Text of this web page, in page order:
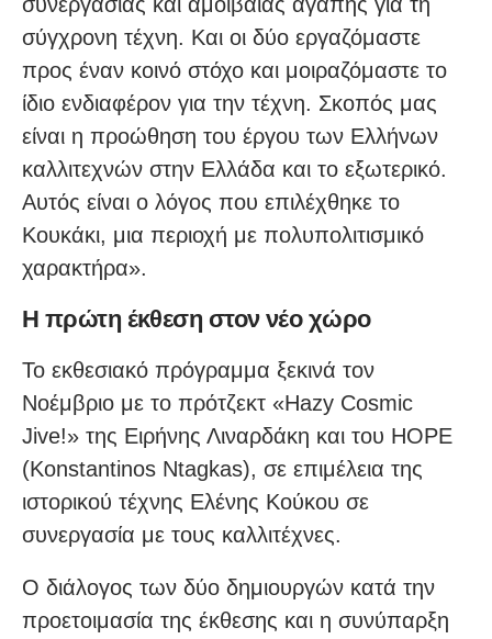
σύγχρονη τέχνη. Και οι δύο εργαζόμαστε
προς έναν κοινό στόχο και μοιραζόμαστε το
ίδιο ενδιαφέρον για την τέχνη. Σκοπός μας
είναι η προώθηση του έργου των Ελλήνων
καλλιτεχνών στην Ελλάδα και το εξωτερικό.
Αυτός είναι ο λόγος που επιλέχθηκε το
Κουκάκι, μια περιοχή με πολυπολιτισμικό
χαρακτήρα».
Η πρώτη έκθεση στον νέο χώρο
Το εκθεσιακό πρόγραμμα ξεκινά τον
Νοέμβριο με το πρότζεκτ «Hazy Cosmic
Jive!» της Ειρήνης Λιναρδάκη και του HOPE
(Konstantinos Ntagkas), σε επιμέλεια της
ιστορικού τέχνης Ελένης Κούκου σε
συνεργασία με τους καλλιτέχνες.
Ο διάλογος των δύο δημιουργών κατά την
προετοιμασία της έκθεσης και η συνύπαρξη